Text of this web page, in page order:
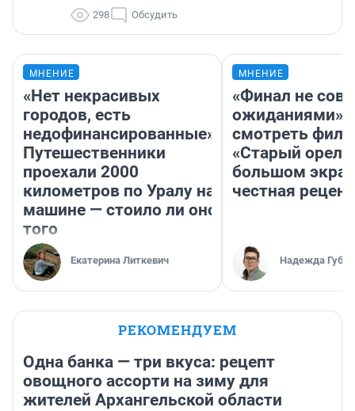
298 Обсудить
МНЕНИЕ
«Нет некрасивых
городов, есть
недофинансированные».
Путешественники
проехали 2000
километров по Уралу на
машине — стоило ли оно
того
Екатерина Литкевич
МНЕНИЕ
«Финал не
ожиданиями»:
смотреть
«Старый орел»
большом
честная
Надежда
РЕКОМЕНДУЕМ
Одна банка — три вкуса: рецепт
овощного ассорти на зиму для
жителей Архангельской области